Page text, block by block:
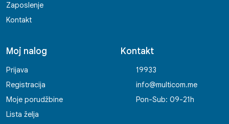
Zaposlenje
Kontakt
Moj nalog
Prijava
Registracija
Moje porudžbine
Lista želja
Kontakt
19933
info@multicom.me
Pon-Sub: 09-21h